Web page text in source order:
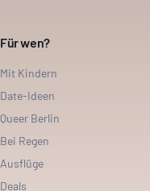
Für wen?
Mit Kindern
Date-Ideen
Queer Berlin
Bei Regen
Ausflüge
Deals